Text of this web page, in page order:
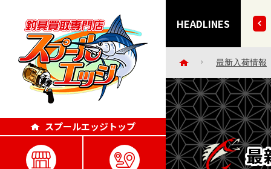
スプールエッジトップ
HEADLINES
ずにごめんなさい・・。」エッジポイント4倍キャンペー
最新入荷情報
最